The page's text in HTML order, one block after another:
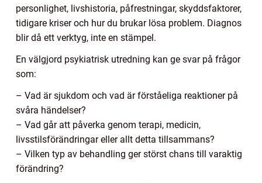
personlighet, livshistoria, påfrestningar, skyddsfaktorer,
tidigare kriser och hur du brukar lösa problem. Diagnos
blir då ett verktyg, inte en stämpel.
En välgjord psykiatrisk utredning kan ge svar på frågor
som:
– Vad är sjukdom och vad är förståeliga reaktioner på
svåra händelser?
– Vad går att påverka genom terapi, medicin,
livsstilsförändringar eller allt detta tillsammans?
– Vilken typ av behandling ger störst chans till varaktig
förändring?